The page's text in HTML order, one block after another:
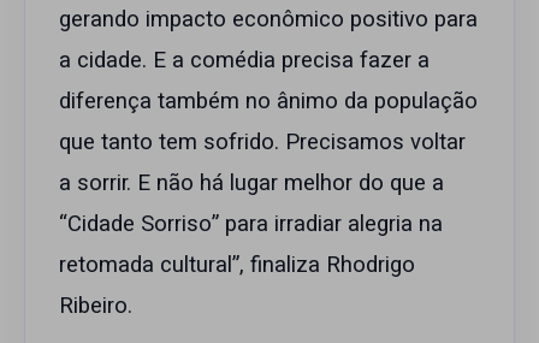
gerando impacto econômico positivo para
a cidade. E a comédia precisa fazer a
diferença também no ânimo da população
que tanto tem sofrido. Precisamos voltar
a sorrir. E não há lugar melhor do que a
“Cidade Sorriso” para irradiar alegria na
retomada cultural”, finaliza Rhodrigo
Ribeiro.